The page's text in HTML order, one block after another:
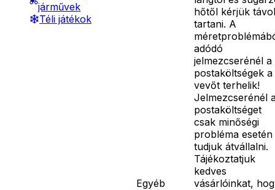
járművek
Téli játékok
Egyéb
hőtől kérjük távol
tartani. A
adódó
jelmezcserénél a
postaköltségek a
vevőt terhelik!
Jelmezcserénél
postaköltséget
csak minőségi
probléma esetén
tudjuk átvállalni.
Tájékoztatjuk
kedves
vásárlóinkat,